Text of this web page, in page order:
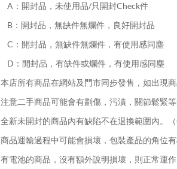
A：開封品，未使用品/只開封Check件
B：開封品，無缺件無爛件，良好開封品
C：開封品，無缺件無爛件，有使用感同塵
D：開封品，有缺件或爛件，有使用感同塵
本店所有商品在網站及門市同步發售，如出現
注意二手商品可能會有劃傷，污漬，關節鬆緊
全新未開封的商品內有缺陷不在退換範圍內。
商品運輸過程中可能會損壞，包裝產品的角位
有電池的商品，沒有額外說明損壞，則正常運作